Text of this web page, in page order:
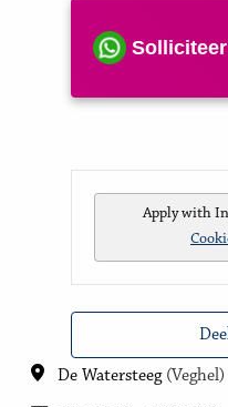
Apply with
De Watersteeg (Veghel)